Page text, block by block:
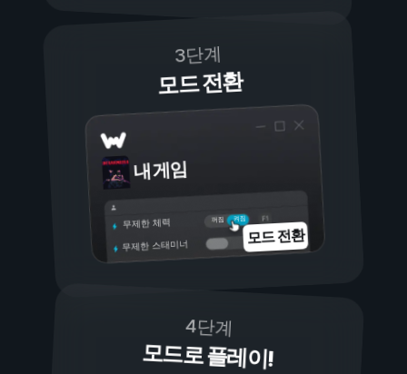
3단계
모드 전환
내 게임
켜짐
꺼짐
무제한 체력
무제한 스태미너 모드 전환
4단계
모드로 플레이!